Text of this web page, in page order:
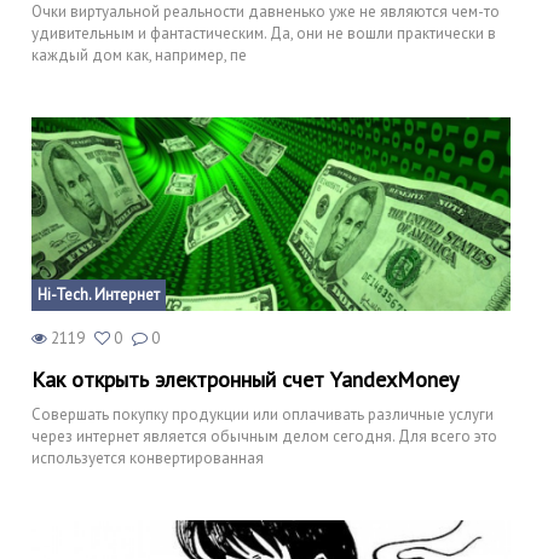
Очки виртуальной реальности давненько уже не являются чем-то
удивительным и фантастическим. Да, они не вошли практически в
каждый дом как, например, пе
Hi-Tech. Интернет
2119 0 0
Как открыть электронный счет YandexMoney
Совершать покупку продукции или оплачивать различные услуги
через интернет является обычным делом сегодня. Для всего это
используется конвертированная